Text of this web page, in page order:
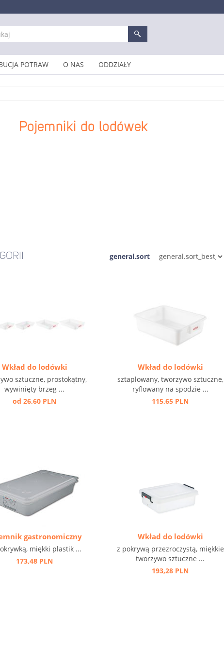
POTRAW O NAS ODDZIAŁY
Pojemniki do lodówek
general.sort
Wkład do lodówki
sztuczne, prostokątny,
wywinięty brzeg ...
od 26,60 PLN
Wkład do lodówki
sztaplowany, tworzywo sztuczne,
ryflowany na spodzie ...
115,65 PLN
gastronomiczny
miękki plastik ...
173,48 PLN
Wkład do lodówki
z pokrywą przezroczystą, miękkie
tworzywo sztuczne ...
193,28 PLN